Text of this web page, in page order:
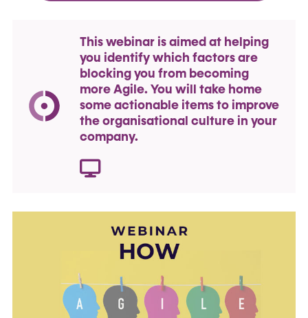
This webinar is aimed at helping
you identify which factors are
blocking you from becoming
more Agile. You will take home
some actionable items to improve
the organisational culture in your
company.